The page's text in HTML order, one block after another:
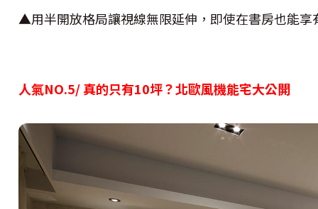
▲用半開放格局讓視線無限延伸，即使在書房也能享
人氣NO.5/ 真的只有10坪？北歐風機能宅大公開